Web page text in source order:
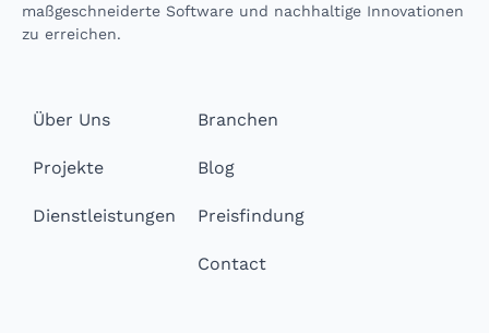
maßgeschneiderte Software und nachhaltige Innovationen
zu erreichen.
Über Uns
Projekte
Dienstleistungen
Branchen
Blog
Preisfindung
Contact